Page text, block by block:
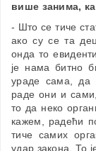
више занима,
- Што се тиче
ако су се та
онда то
је нама битно
ураде сама, да
раде они и
то да неко
кажем, радећи
тиче самих
удар закона. То